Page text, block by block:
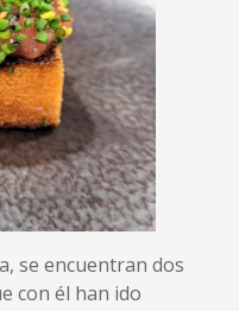
se encuentran dos
con él han ido